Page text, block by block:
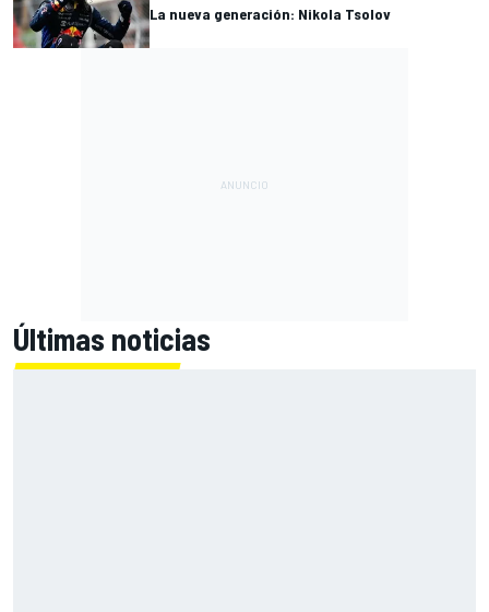
La nueva generación: Nikola Tsolov
Últimas noticias